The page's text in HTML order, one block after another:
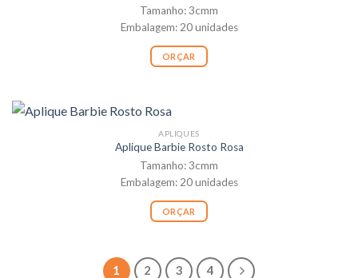
Tamanho: 3cmm
Embalagem: 20 unidades
ORÇAR
APLIQUES
Aplique Barbie Rosto Rosa
Tamanho: 3cmm
Embalagem: 20 unidades
ORÇAR
1 2 3 4